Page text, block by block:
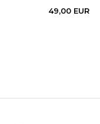
49,00 EUR